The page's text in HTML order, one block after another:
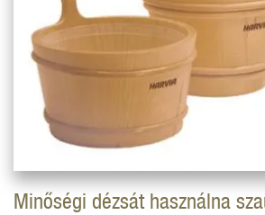
Minőségi dézsát használna